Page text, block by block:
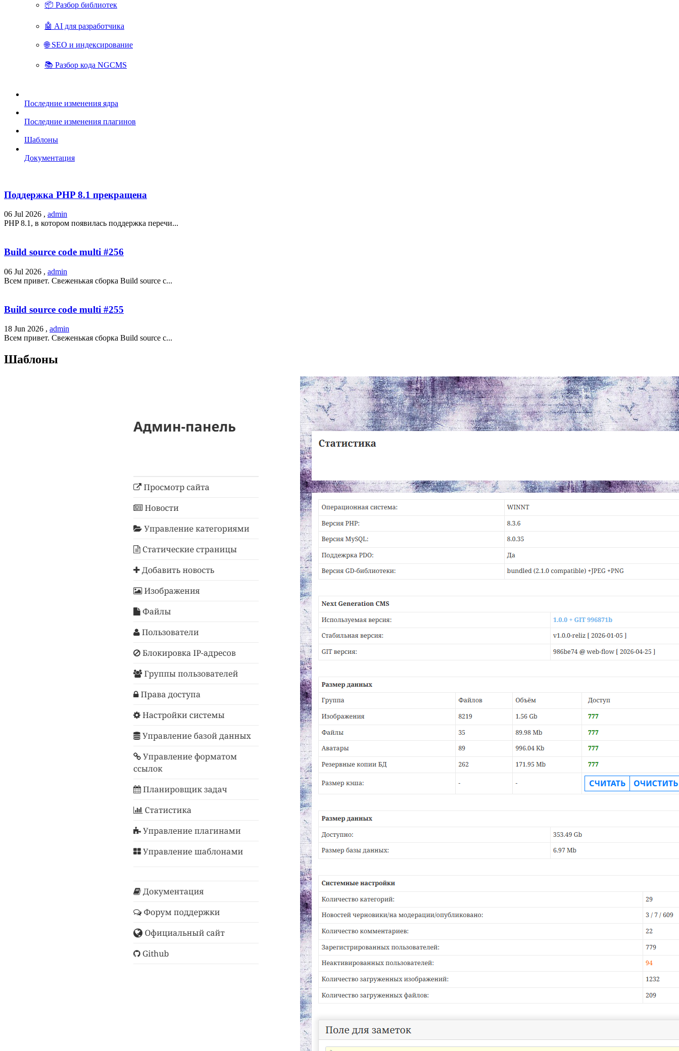
📦 Разбор библиотек
🤖 AI для разработчика
🌐 SEO и индексирование
📚 Разбор кода NGCMS
Последние изменения ядра
Последние изменения плагинов
Шаблоны
Документация
Поддержка PHP 8.1 прекращена
06 Jul 2026 , admin
PHP 8.1, в котором появилась поддержка перечи...
Build source code multi #256
06 Jul 2026 , admin
Всем привет. Свеженькая сборка Build source c...
Build source code multi #255
18 Jun 2026 , admin
Всем привет. Свеженькая сборка Build source c...
Шаблоны